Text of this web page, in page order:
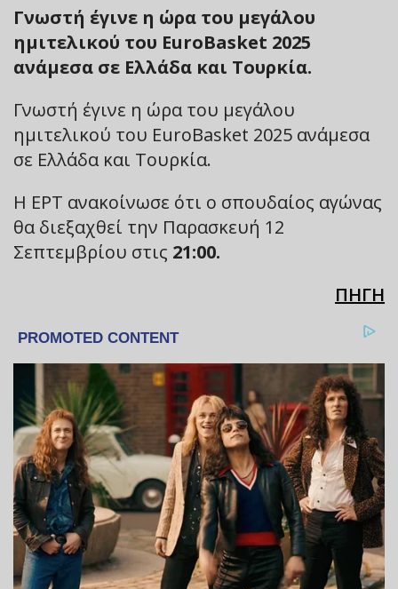
Γνωστή έγινε η ώρα του μεγάλου
ημιτελικού του EuroBasket 2025
ανάμεσα σε Ελλάδα και Τουρκία.
Γνωστή έγινε η ώρα του μεγάλου
ημιτελικού του EuroBasket 2025 ανάμεσα
σε Ελλάδα και Τουρκία.
Η ΕΡΤ ανακοίνωσε ότι ο σπουδαίος αγώνας
θα διεξαχθεί την Παρασκευή 12
Σεπτεμβρίου στις 21:00.
ΠΗΓΗ